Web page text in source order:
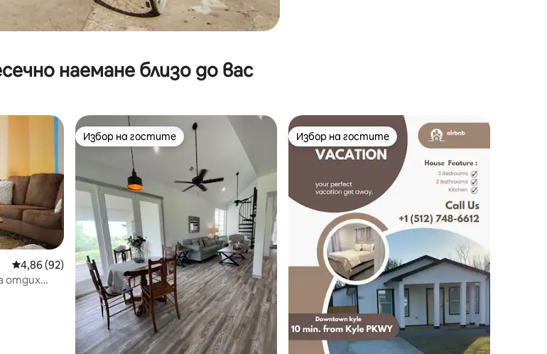
наемане близо до вас
Средна оценка: 4,86 от 5, 92 отзива
4,86 (92)
отдих
Избор на гостите
Избор на гостите Избор на гостите
Избор на гостите